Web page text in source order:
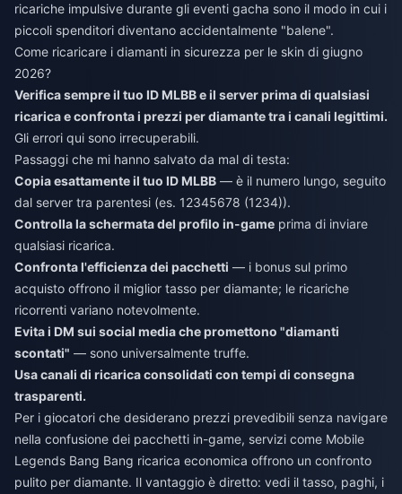
ricariche impulsive durante gli eventi gacha sono il modo in cui i
piccoli spenditori diventano accidentalmente "balene".
Come ricaricare i diamanti in sicurezza per le skin di giugno
2026?
Verifica sempre il tuo ID MLBB e il server prima di qualsiasi
ricarica e confronta i prezzi per diamante tra i canali legittimi.
Gli errori qui sono irrecuperabili.
Passaggi che mi hanno salvato da mal di testa:
Copia esattamente il tuo ID MLBB — è il numero lungo, seguito
dal server tra parentesi (es. 12345678 (1234)).
Controlla la schermata del profilo in-game prima di inviare
qualsiasi ricarica.
Confronta l'efficienza dei pacchetti — i bonus sul primo
acquisto offrono il miglior tasso per diamante; le ricariche
ricorrenti variano notevolmente.
Evita i DM sui social media che promettono "diamanti
scontati" — sono universalmente truffe.
Usa canali di ricarica consolidati con tempi di consegna
trasparenti.
Per i giocatori che desiderano prezzi prevedibili senza navigare
nella confusione dei pacchetti in-game, servizi come Mobile
Legends Bang Bang ricarica economica offrono un confronto
pulito per diamante. Il vantaggio è diretto: vedi il tasso, paghi, i